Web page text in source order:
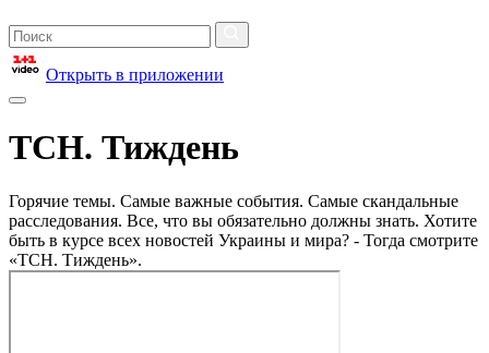
Открыть в приложении
ТСН. Тиждень
Горячие темы. Самые важные события. Самые скандальные
расследования. Все, что вы обязательно должны знать. Хотите
быть в курсе всех новостей Украины и мира? - Тогда смотрите
«ТСН. Тиждень».